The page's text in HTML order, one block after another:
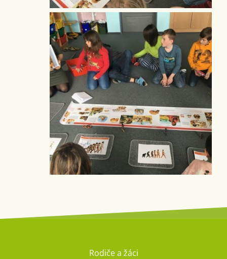
Rodiče a žáci